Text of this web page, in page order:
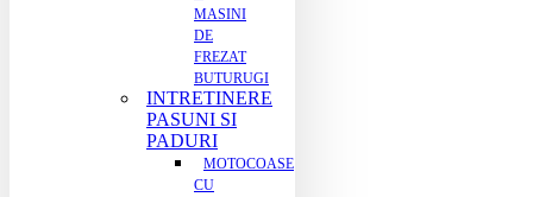
MASINI
DE
FREZAT
BUTURUGI
INTRETINERE
PASUNI SI
PADURI
MOTOCOASE
CU